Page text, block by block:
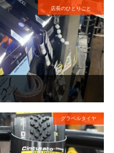
店長のひとりごと
グラベルタイヤ